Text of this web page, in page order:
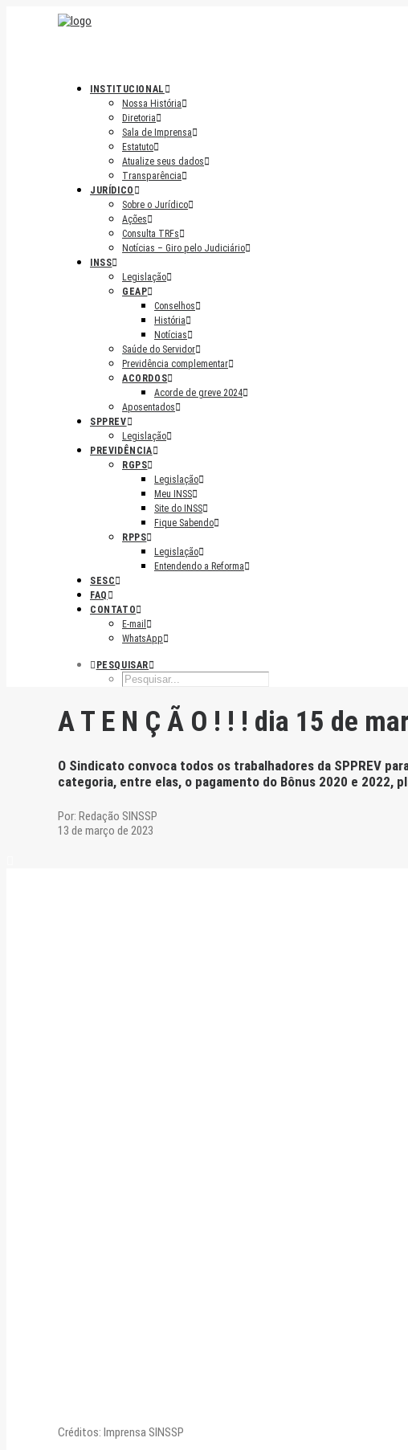
INSTITUCIONAL
Nossa História
Diretoria
Sala de Imprensa
Estatuto
Atualize seus dados
Transparência
JURÍDICO
Sobre o Jurídico
Ações
Consulta TRFs
Notícias – Giro pelo Judiciário
INSS
Legislação
GEAP
Conselhos
História
Notícias
Saúde do Servidor
Previdência complementar
ACORDOS
Acorde de greve 2024
Aposentados
SPPREV
Legislação
PREVIDÊNCIA
RGPS
Legislação
Meu INSS
Site do INSS
Fique Sabendo
RPPS
Legislação
Entendendo a Reforma
SESC
FAQ
CONTATO
E-mail
WhatsApp
PESQUISAR
A T E N Ç Ã O ! ! ! dia 15 de
O Sindicato convoca todos os trabalhadores da SPPREV
categoria, entre elas, o pagamento do Bônus 2020 e 2022,
Por: Redação SINSSP
13 de março de 2023
Créditos: Imprensa SINSSP